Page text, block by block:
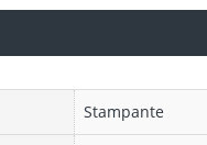
Stampante